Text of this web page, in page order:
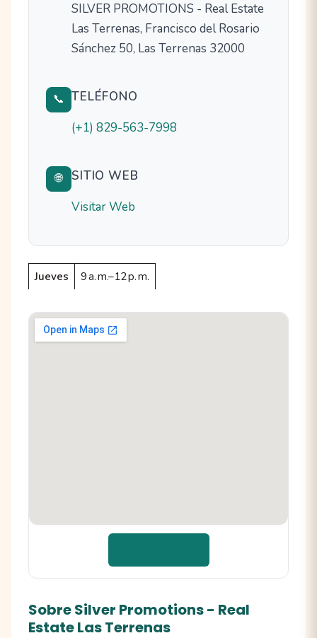
SILVER PROMOTIONS - Real Estate
Las Terrenas, Francisco del Rosario
Sánchez 50, Las Terrenas 32000
📞 TELÉFONO
(+1) 829-563-7998
🌐
SITIO WEB
Visitar Web
Jueves 9 a. m.–12 p. m.
Sobre Silver Promotions - Real
Estate Las Terrenas